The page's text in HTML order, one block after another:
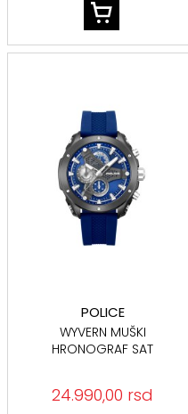
POLICE
WYVERN MUŠKI
HRONOGRAF SAT
24.990,00 rsd